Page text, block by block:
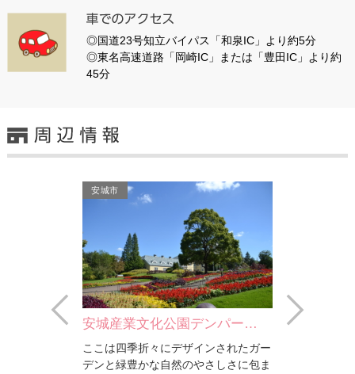
◎国道23号知立バイパス「和泉IC」より約5分
◎東名高速道路「岡崎IC」または「豊田IC」より約
45分
安城市
安城産業文化公園デンパー…
ここは四季折々にデザインされたガー
デンと緑豊かな自然のやさしさに包ま
Prev